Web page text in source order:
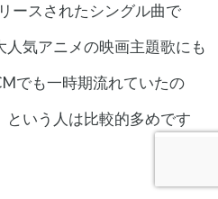
ースされたシングル曲で
気アニメの映画主題歌にも
でも一時期流れていたの
いう人は比較的多めです